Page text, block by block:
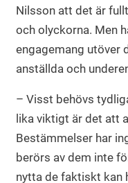
Nilsson att det är
och olyckorna. Men
engagemang utöver
anställda och
– Visst behövs
lika viktigt är det att
Bestämmelser har
berörs av dem inte
nytta de faktiskt kan